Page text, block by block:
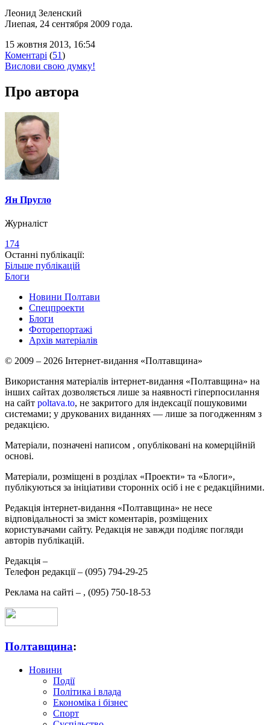
Леонид Зеленский
Лиепая, 24 сентября 2009 года.
15 жовтня 2013, 16:54
Коментарі (51)
Вислови свою думку!
Про автора
Ян Пругло
Журналіст
174
Останні публікації:
Більше публікацій
Блоги
Новини Полтави
Спецпроекти
Блоги
Фоторепортажі
Архів матеріалів
© 2009 – 2026 Інтернет-видання «Полтавщина»
Використання матеріалів інтернет-видання «Полтавщина» на
інших сайтах дозволяється лише за наявності гіперпосилання
на сайт poltava.to, не закритого для індексації пошуковими
системами; у друкованих виданнях — лише за погодженням з
редакцією.
Матеріали, позначені написом , опубліковані на комерційній
основі.
Матеріали, розміщені в розділах «Проекти» та «Блоги»,
публікуються за ініціативи сторонніх осіб і не є редакційними.
Редакція інтернет-видання «Полтавщина» не несе
відповідальності за зміст коментарів, розміщених
користувачами сайту. Редакція не завжди поділяє погляди
авторів публікацій.
Редакція –
Телефон редакції – (095) 794-29-25
Реклама на сайті – , (095) 750-18-53
Полтавщина:
Новини
Події
Політика і влада
Економіка і бізнес
Спорт